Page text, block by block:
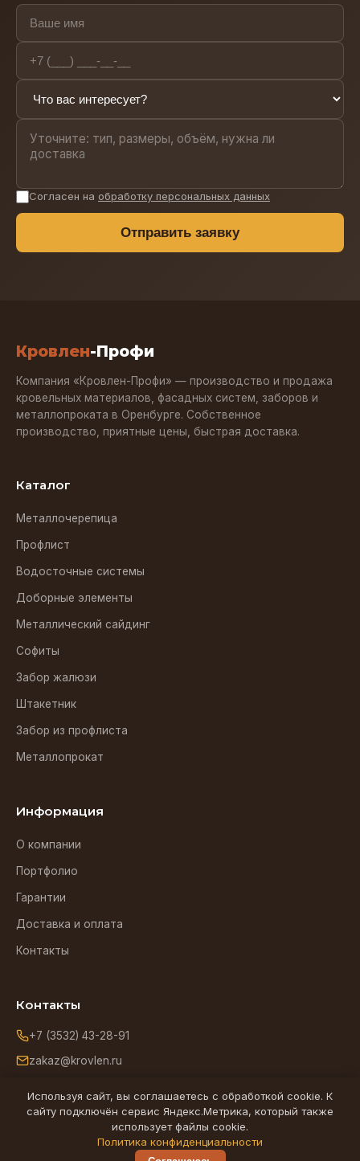
Согласен на обработку персональных данных
Отправить заявку
Кровлен-Профи
Компания «Кровлен-Профи» — производство и продажа
кровельных материалов, фасадных систем, заборов и
металлопроката в Оренбурге. Собственное
производство, приятные цены, быстрая доставка.
Каталог
Металлочерепица
Профлист
Водосточные системы
Доборные элементы
Металлический сайдинг
Софиты
Забор жалюзи
Штакетник
Забор из профлиста
Металлопрокат
Информация
О компании
Портфолио
Гарантии
Доставка и оплата
Контакты
Контакты
+7 (3532) 43-28-91
zakaz@krovlen.ru
Ищем надёжного подрядчика по кровельным работам в
partner@krovlen.ru
Используя сайт, вы соглашаетесь с обработкой cookie. К
сайту подключён сервис Яндекс.Метрика, который также
использует файлы cookie.
Политика конфиденциальности